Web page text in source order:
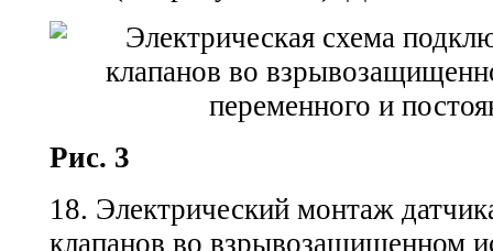
Рис. 3
18. Электрический монтаж
клапанов во взрывозащищенном